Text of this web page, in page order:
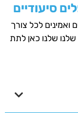
סיעודיים
ואמינים לכל צורך
שלנו שלנו כאן לתת